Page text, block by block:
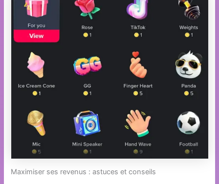
Maximiser ses revenus : astuces et conseils